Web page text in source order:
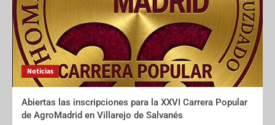
Noticias
Abiertas las inscripciones para la XXVI Carrera Popular
de AgroMadrid en Villarejo de Salvanés